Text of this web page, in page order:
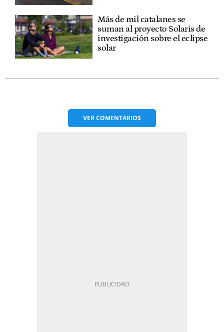
Más de mil catalanes se
suman al proyecto Solaris de
investigación sobre el eclipse
solar
VERCOMENTARIOS